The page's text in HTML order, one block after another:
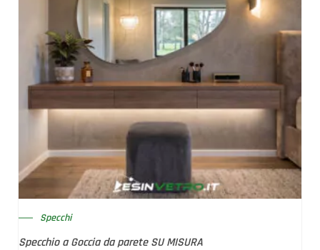
Specchi
Specchio a Goccia da parete SU MISURA